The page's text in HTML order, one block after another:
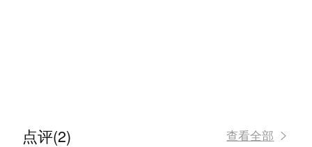
点评(2) 查看全部